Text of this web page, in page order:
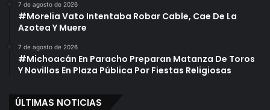
7 de agosto de 2026
#Morelia Vato Intentaba Robar Cable, Cae De La
Azotea Y Muere
7 de agosto de 2026
#Michoacán En Paracho Preparan Matanza De Toros
Y Novillos En Plaza Pública Por Fiestas Religiosas
ÚLTIMAS NOTICIAS